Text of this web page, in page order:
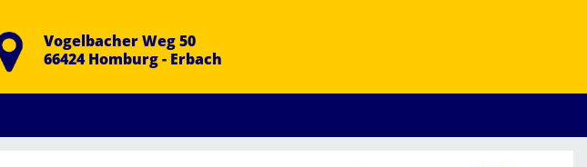
Vogelbacher Weg 50
66424 Homburg - Erbach